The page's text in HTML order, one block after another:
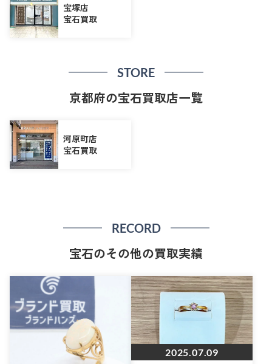
宝塚店
宝石買取
STORE
京都府の宝石買取店一覧
河原町店
宝石買取
RECORD
宝石のその他の買取実績
2025.07.09